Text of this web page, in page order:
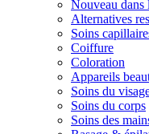
Nouveau dans
Alternatives
Soins
Coiffure
Coloration
Appareils
Soins du
Soins du corps
Soins des